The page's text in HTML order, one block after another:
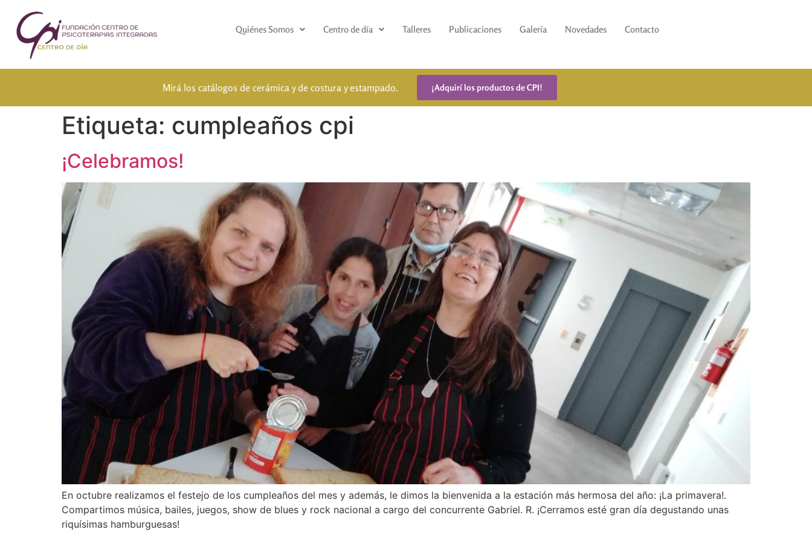
Quiénes Somos Centro de día Talleres Publicaciones Galería Novedades Contacto
Mirá los catálogos de cerámica y de costura y estampado. ¡Adquirí los productos de CPI!
Etiqueta: cumpleaños cpi
¡Celebramos!
En octubre realizamos el festejo de los cumpleaños del mes y además, le dimos la bienvenida a la estación más hermosa del año: ¡La primavera!.
Compartimos música, bailes, juegos, show de blues y rock nacional a cargo del concurrente Gabriel. R. ¡Cerramos esté gran día degustando unas
riquísimas hamburguesas!